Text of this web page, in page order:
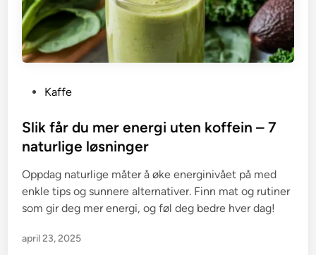
s
t
d
i
n
Kaffe
Slik får du mer energi uten koffein – 7
naturlige løsninger
Oppdag naturlige måter å øke energinivået på med
enkle tips og sunnere alternativer. Finn mat og rutiner
som gir deg mer energi, og føl deg bedre hver dag!
april 23, 2025